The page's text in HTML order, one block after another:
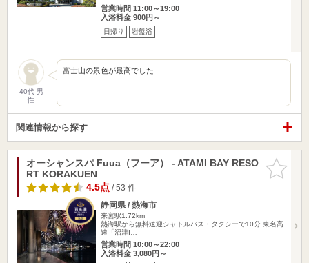
営業時間 11:00～19:00
入浴料金 900円～
日帰り 岩盤浴
40代 男
性
富士山の景色が最高でした
関連情報から探す
お気に入
りに追加
オーシャンスパ Fuua（フーア） - ATAMI BAY RESO
RT KORAKUEN
4.5点/ 53 件
静岡県 / 熱海市
来宮駅1.72km
熱海駅から無料送迎シャトルバス・タクシーで10分 東名高
速「沼津I…
営業時間 10:00～22:00
入浴料金 3,080円～